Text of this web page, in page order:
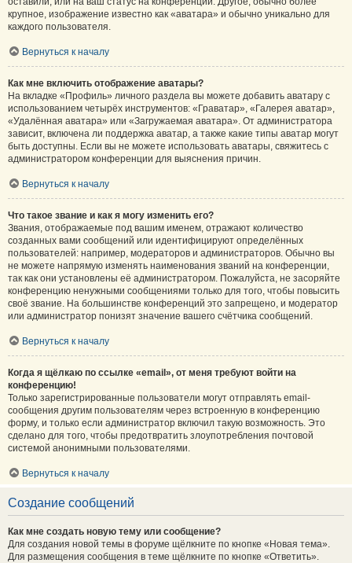
крупное, изображение известно как «аватара» и обычно уникально для
каждого пользователя.
Вернуться к началу
Как мне включить отображение аватары?
На вкладке «Профиль» личного раздела вы можете добавить аватару с
использованием четырёх инструментов: «Граватар», «Галерея аватар»,
«Удалённая аватара» или «Загружаемая аватара». От администратора
зависит, включена ли поддержка аватар, а также какие типы аватар могут
быть доступны. Если вы не можете использовать аватары, свяжитесь с
администратором конференции для выяснения причин.
Вернуться к началу
Что такое звание и как я могу изменить его?
Звания, отображаемые под вашим именем, отражают количество
созданных вами сообщений или идентифицируют определённых
пользователей: например, модераторов и администраторов. Обычно вы
не можете напрямую изменять наименования званий на конференции,
так как они установлены её администратором. Пожалуйста, не засоряйте
конференцию ненужными сообщениями только для того, чтобы повысить
своё звание. На большинстве конференций это запрещено, и модератор
или администратор понизят значение вашего счётчика сообщений.
Вернуться к началу
Когда я щёлкаю по ссылке «email», от меня требуют войти на
конференцию!
Только зарегистрированные пользователи могут отправлять email-
сообщения другим пользователям через встроенную в конференцию
форму, и только если администратор включил такую возможность. Это
сделано для того, чтобы предотвратить злоупотребления почтовой
системой анонимными пользователями.
Вернуться к началу
Создание сообщений
Как мне создать новую тему или сообщение?
Для создания новой темы в форуме щёлкните по кнопке «Новая тема».
Для размещения сообщения в теме щёлкните по кнопке «Ответить».